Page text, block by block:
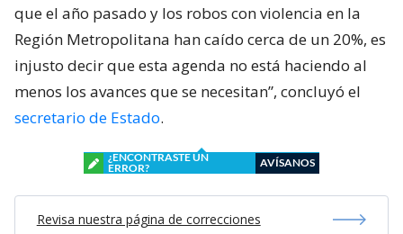
que el año pasado y los robos con violencia en la
Región Metropolitana han caído cerca de un 20%, es
injusto decir que esta agenda no está haciendo al
menos los avances que se necesitan”, concluyó el
secretario de Estado.
¿ENCONTRASTE UN
ERROR?
AVÍSANOS
Revisa nuestra página de correcciones